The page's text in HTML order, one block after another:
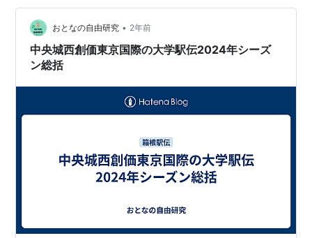
2004年、商学部3学科に改組（商学科、会計学科、情報
システム学科）、言語コミュニケーション学部設置、第
1キャンパス2号館竣工
2005年、金子泰藏生誕100年、創学40周年式典、マイ
ケル・ソマレパプアニューギニア首相来校・名誉博士学
科へ名称変更、カナダ・ビクトリア大学、アメリカ・マ
ウントアイダカレッジゼミナール開始、第2キャンパス
福祉実習棟竣工、TIUAカネココモンズ完成、ベトナ
ム・チューバン・アン大学と学術・文科交流に関する協
定締結
おとなの自由研究 • 2年前
中央城西創価東京国際の大学駅伝2024年シーズ
ン総括